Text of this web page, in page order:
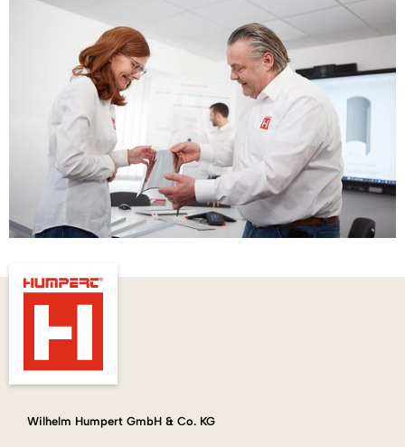
Wilhelm Humpert GmbH & Co. KG